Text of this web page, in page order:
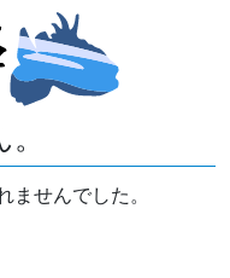
ませんでした。